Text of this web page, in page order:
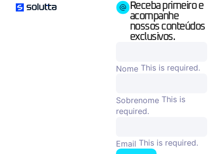
Receba primeiro e
acompanhe
nossos conteúdos
exclusivos.
Nome This is required.
Sobrenome This is
required.
Email This is required.